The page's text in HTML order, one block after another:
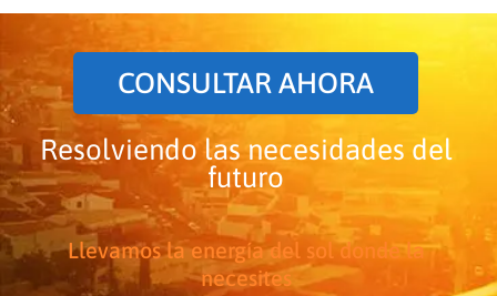
CONSULTAR AHORA
Resolviendo las necesidades del
futuro
Llevamos la energía del sol donde la
necesites